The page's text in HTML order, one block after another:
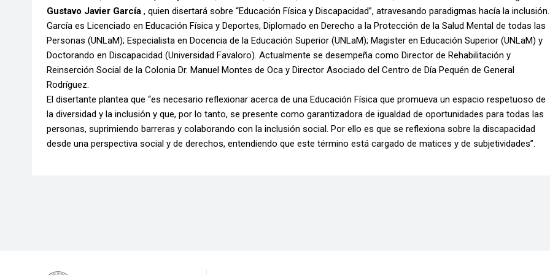
Gustavo Javier García , quien disertará sobre “Educación Física y Discapacidad”, atravesando paradigmas hacía la inclusión.
García es Licenciado en Educación Física y Deportes, Diplomado en Derecho a la Protección de la Salud Mental de todas las
Personas (UNLaM); Especialista en Docencia de la Educación Superior (UNLaM); Magister en Educación Superior (UNLaM) y
Doctorando en Discapacidad (Universidad Favaloro). Actualmente se desempeña como Director de Rehabilitación y
Reinserción Social de la Colonia Dr. Manuel Montes de Oca y Director Asociado del Centro de Día Pequén de General
Rodríguez.
El disertante plantea que “es necesario reflexionar acerca de una Educación Física que promueva un espacio respetuoso de
la diversidad y la inclusión y que, por lo tanto, se presente como garantizadora de igualdad de oportunidades para todas las
personas, suprimiendo barreras y colaborando con la inclusión social. Por ello es que se reflexiona sobre la discapacidad
desde una perspectiva social y de derechos, entendiendo que este término está cargado de matices y de subjetividades”.